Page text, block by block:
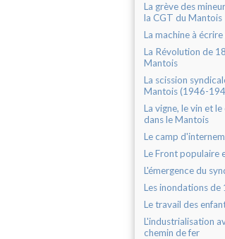
La grève des
la CGT du Mantois
La machine à
La Révolution de
Mantois
La scission
Mantois (1946-
La vigne, le vin et
dans le Mantois
Le camp
Le Front populaire
L'émergence du
Les inondations de
Le travail des
L'industrialisation
chemin de fer